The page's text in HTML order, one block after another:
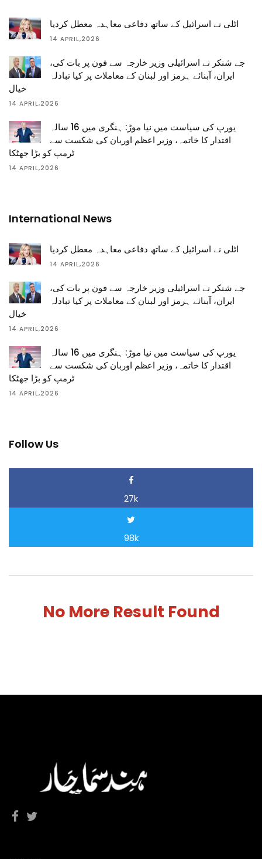
اٹلی نے اسرائیل کے ساتھ دفاعی معاہدہ معطل کردیا
14 APRIL,2026
جے شنکر نے اسرائیلی وزیر خارجہ سے فون پر بات کی،
ایران، آبنائے ہرمز اور لبنان کے معاملات پر کیا تبادلہ
خیال
14 APRIL,2026
یورپ کی سیاست میں نیا موڑ: ہنگری میں 16 سالہ
اقتدار کا خاتمہ، وزیر اعظم اوربان کی شکست سے
ٹرمپ کو بڑا جھٹکا
14 APRIL,2026
International News
اٹلی نے اسرائیل کے ساتھ دفاعی معاہدہ معطل کردیا
14 APRIL,2026
جے شنکر نے اسرائیلی وزیر خارجہ سے فون پر بات کی،
ایران، آبنائے ہرمز اور لبنان کے معاملات پر کیا تبادلہ
خیال
14 APRIL,2026
یورپ کی سیاست میں نیا موڑ: ہنگری میں 16 سالہ
اقتدار کا خاتمہ، وزیر اعظم اوربان کی شکست سے
ٹرمپ کو بڑا جھٹکا
14 APRIL,2026
Follow Us
27k
98k
No More Result Found